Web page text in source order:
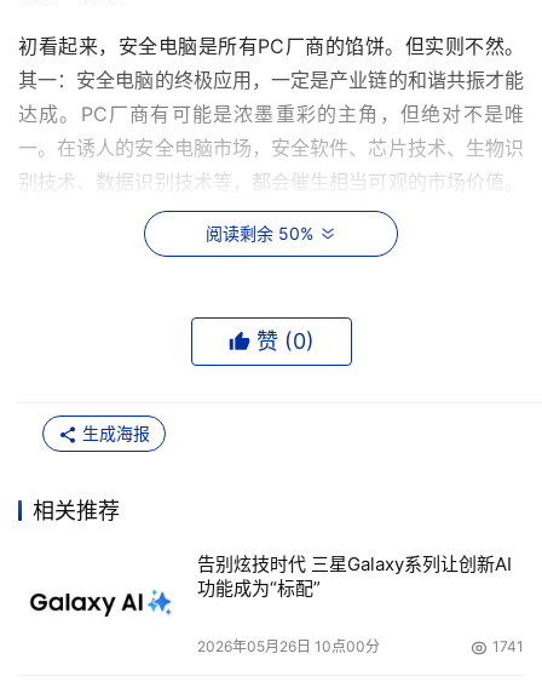
初看起来，安全电脑是所有PC厂商的馅饼。但实则不然。
其一：安全电脑的终极应用，一定是产业链的和谐共振才能
达成。PC厂商有可能是浓墨重彩的主角，但绝对不是唯
一。在诱人的安全电脑市场，安全软件、芯片技术、生物识
别技术、数据识别技术等，都会催生相当可观的市场价值。
其二，即便是PC厂商，也并非都能得而享之。
关键性的第一步。一般而言，市场先驱总是能占尽先机。从
上"头啖汤"。
观"，尤其是其商务拳头产品新超扬系列，增速可谓惊人。
市场持观望态度，这多少令人遗憾。换言之，由于错过绝佳
的市场机会，安全电脑自然就会成为这些厂商的陷阱。
其次，电脑厂商在安全技术上的积累以及技术创新的能力，
阅读剩余 50%
赞 (0)
生成海报
相关推荐
告别炫技时代 三星Galaxy系列让创新AI
功能成为“标配”
2026年05月26日 10点00分 1741